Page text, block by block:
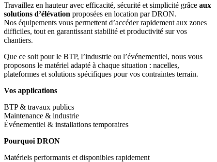
Travaillez en hauteur avec efficacité, sécurité et simplicité grâce aux
solutions d’élévation proposées en location par DRON.
Nos équipements vous permettent d’accéder rapidement aux zones
difficiles, tout en garantissant stabilité et productivité sur vos
chantiers.
Que ce soit pour le BTP, l’industrie ou l’événementiel, nous vous
proposons le matériel adapté à chaque situation : nacelles,
plateformes et solutions spécifiques pour vos contraintes terrain.
Vos applications
BTP & travaux publics
Maintenance & industrie
Événementiel & installations temporaires
Pourquoi DRON
Matériels performants et disponibles rapidement